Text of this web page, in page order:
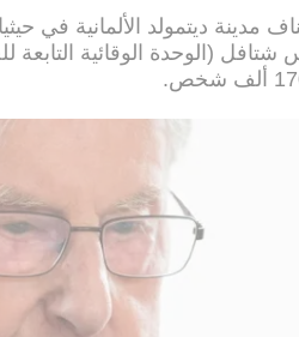
مدينة ديتمولد الألمانية في
شتافل (الوحدة الوقائية